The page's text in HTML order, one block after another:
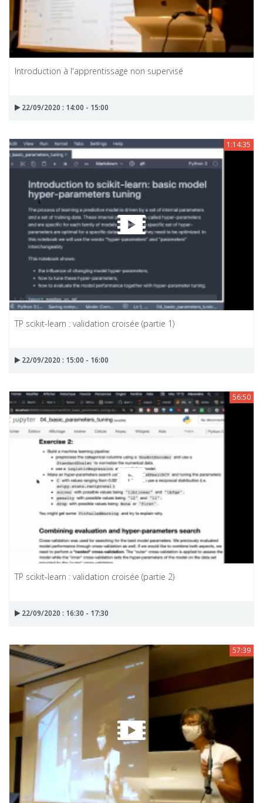
Introduction à l'apprentissage non supervisé
22/09/2020 : 14:00 - 15:00
1:14:35
TP scikit-learn : validation croisée (partie 1)
22/09/2020 : 15:00 - 16:00
56:50
TP scikit-learn : validation croisée (partie 2)
22/09/2020 : 16:30 - 17:30
57:39